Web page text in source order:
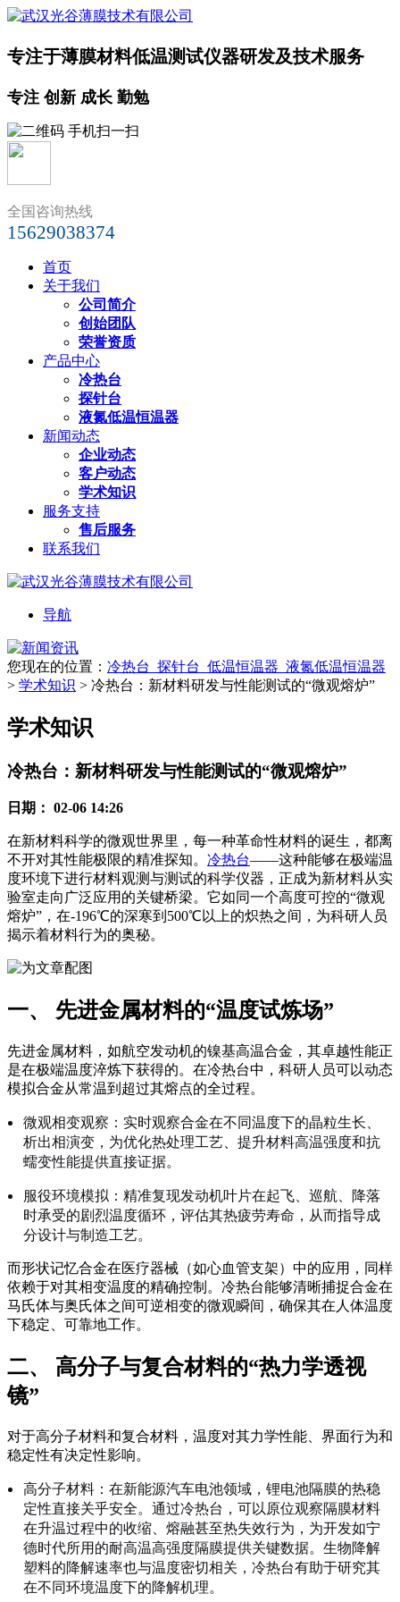
专注于薄膜材料低温测试仪器研发及技术服务
专注 创新 成长 勤勉
全国咨询热线
15629038374
首页
关于我们
公司简介
创始团队
荣誉资质
产品中心
冷热台
探针台
液氮低温恒温器
新闻动态
企业动态
客户动态
学术知识
服务支持
售后服务
联系我们
导航
您现在的位置： 冷热台_探针台_低温恒温器_液氮低温恒温器
> 学术知识 > 冷热台：新材料研发与性能测试的“微观熔炉”
学术知识
冷热台：新材料研发与性能测试的“微观熔炉”
日期： 02-06 14:26
在新材料科学的微观世界里，每一种革命性材料的诞生，都离
不开对其性能极限的精准探知。 冷热台——这种能够在极端温
度环境下进行材料观测与测试的科学仪器，正成为新材料从实
验室走向广泛应用的关键桥梁。它如同一个高度可控的“微观
熔炉”，在-196℃的深寒到500℃以上的炽热之间，为科研人员
揭示着材料行为的奥秘。
一、 先进金属材料的“温度试炼场”
先进金属材料，如航空发动机的镍基高温合金，其卓越性能正
是在极端温度淬炼下获得的。在冷热台中，科研人员可以动态
模拟合金从常温到超过其熔点的全过程。
微观相变观察：实时观察合金在不同温度下的晶粒生长、
析出相演变，为优化热处理工艺、提升材料高温强度和抗
蠕变性能提供直接证据。
服役环境模拟：精准复现发动机叶片在起飞、巡航、降落
时承受的剧烈温度循环，评估其热疲劳寿命，从而指导成
分设计与制造工艺。
而形状记忆合金在医疗器械（如心血管支架）中的应用，同样
依赖于对其相变温度的精确控制。冷热台能够清晰捕捉合金在
马氏体与奥氏体之间可逆相变的微观瞬间，确保其在人体温度
下稳定、可靠地工作。
二、 高分子与复合材料的“热力学透视
镜”
对于高分子材料和复合材料，温度对其力学性能、界面行为和
稳定性有决定性影响。
高分子材料：在新能源汽车电池领域，锂电池隔膜的热稳
定性直接关乎安全。通过冷热台，可以原位观察隔膜材料
在升温过程中的收缩、熔融甚至热失效行为，为开发如宁
德时代所用的耐高温高强度隔膜提供关键数据。生物降解
塑料的降解速率也与温度密切相关，冷热台有助于研究其
在不同环境温度下的降解机理。